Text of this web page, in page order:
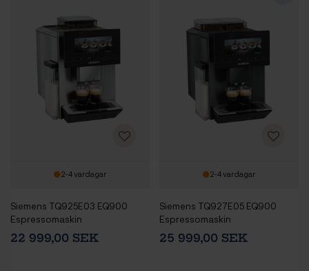
2-4 vardagar
Siemens TQ925E03 EQ900
Espressomaskin
22 999,00 SEK
2-4 vardagar
Siemens TQ927E05 EQ900
Espressomaskin
25 999,00 SEK